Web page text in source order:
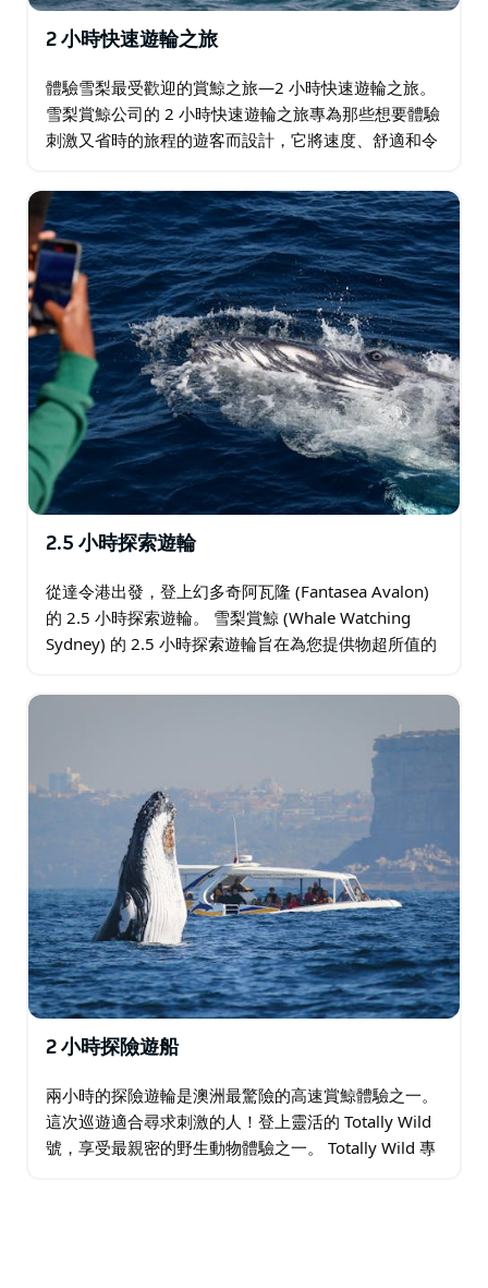
2 小時快速遊輪之旅
體驗雪梨最受歡迎的賞鯨之旅—2 小時快速遊輪之旅。
雪梨賞鯨公司的 2 小時快速遊輪之旅專為那些想要體驗
刺激又省時的旅程的遊客而設計，它將速度、舒適和令
景觀完美結合。 從環形碼頭出發，只需 15…
2.5 小時探索遊輪
從達令港出發，登上幻多奇阿瓦隆 (Fantasea Avalon)
的 2.5 小時探索遊輪。 雪梨賞鯨 (Whale Watching
Sydney) 的 2.5 小時探索遊輪旨在為您提供物超所值的
2 小時探險遊船
兩小時的探險遊輪是澳洲最驚險的高速賞鯨體驗之一。
這次巡遊適合尋求刺激的人！登上靈活的 Totally Wild
號，享受最親密的野生動物體驗之一。 Totally Wild 專